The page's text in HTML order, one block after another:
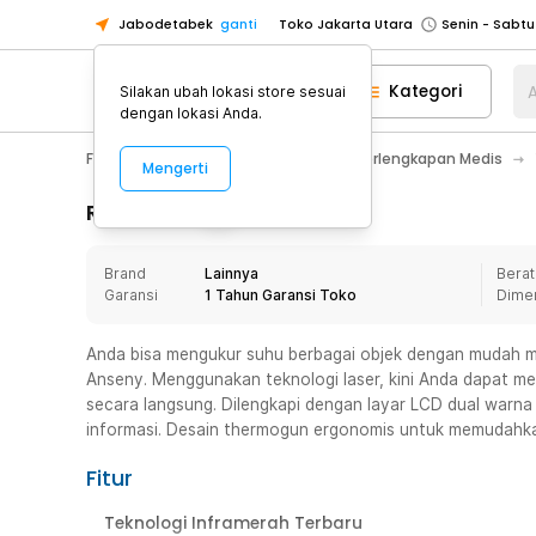
Jabodetabek ganti Toko Jakarta Utara
Toko Tangerang
Toko Cikupa
Pick n Go Jakarta Barat
Senin -
Pick n Go Bekasi
Senin - Jumat
Senin - Jumat
Senin -
Senin -
Toko Tangerang
Toko Cikupa
Pick n Go Jakarta Barat
Senin -
Senin - Jumat
Kategori
Fashion, Make Up & Beauty Care Perlengkapan Medis
Rincian Produk
Brand
Lainnya
Garansi
1 Tahun Garansi Toko
Anda bisa mengukur suhu berbagai objek dengan mudah
Anseny. Menggunakan teknologi laser, kini Anda dapat
secara langsung. Dilengkapi dengan layar LCD dual
informasi. Desain thermogun ergonomis untuk
Fitur
Teknologi Inframerah Terbaru
Silakan ubah lokasi store sesuai
dengan lokasi Anda.
Mengerti